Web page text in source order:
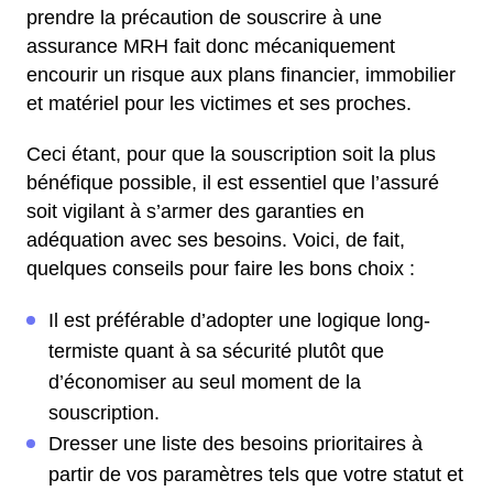
prendre la précaution de souscrire à une
assurance MRH fait donc mécaniquement
encourir un risque aux plans financier, immobilier
et matériel pour les victimes et ses proches.
Ceci étant, pour que la souscription soit la plus
bénéfique possible, il est essentiel que l’assuré
soit vigilant à s’armer des garanties en
adéquation avec ses besoins. Voici, de fait,
quelques conseils pour faire les bons choix :
Il est préférable d’adopter une logique long-
termiste quant à sa sécurité plutôt que
d’économiser au seul moment de la
souscription.
Dresser une liste des besoins prioritaires à
partir de vos paramètres tels que votre statut et